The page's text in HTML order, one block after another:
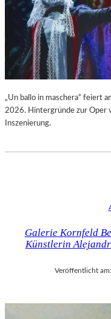
„Un ballo in maschera“ feiert
2026. Hintergründe zur Oper
Inszenierung.
Galerie Kornfeld
Künstlerin
Veröffentlicht am: